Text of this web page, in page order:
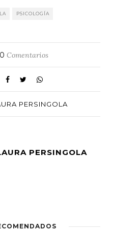
PSICOLOGÍA
0 Comentarios
PERSINGOLA
PERSINGOLA